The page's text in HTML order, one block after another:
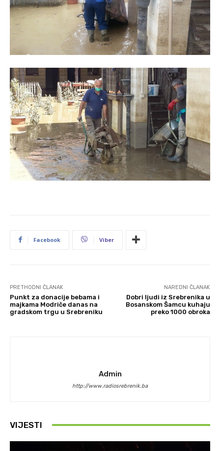
Facebook Viber
PRETHODNI ČLANAK
Punkt za donacije bebama i
majkama Modriče danas na
gradskom trgu u Srebreniku
NAREDNI ČLANAK
Dobri ljudi iz Srebrenika u
Bosanskom Šamcu kuhaju
preko 1000 obroka
Admin
http://www.radiosrebrenik.ba
VIJESTI